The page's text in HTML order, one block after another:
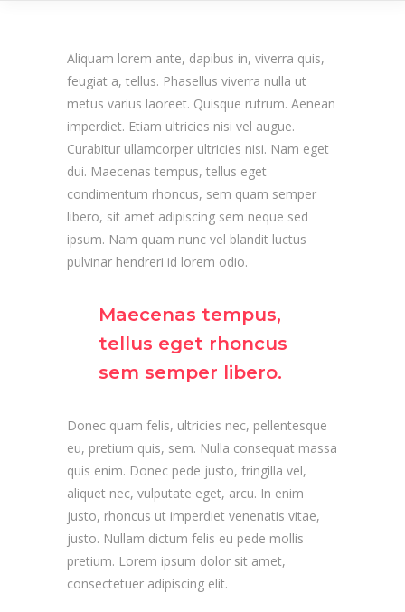
Aliquam lorem ante, dapibus in, viverra quis,
feugiat a, tellus. Phasellus viverra nulla ut
metus varius laoreet. Quisque rutrum. Aenean
imperdiet. Etiam ultricies nisi vel augue.
Curabitur ullamcorper ultricies nisi. Nam eget
dui. Maecenas tempus, tellus eget
condimentum rhoncus, sem quam semper
libero, sit amet adipiscing sem neque sed
ipsum. Nam quam nunc vel blandit luctus
pulvinar hendreri id lorem odio.
Maecenas tempus,
tellus eget rhoncus
sem semper libero.
Donec quam felis, ultricies nec, pellentesque
eu, pretium quis, sem. Nulla consequat massa
quis enim. Donec pede justo, fringilla vel,
aliquet nec, vulputate eget, arcu. In enim
justo, rhoncus ut imperdiet venenatis vitae,
justo. Nullam dictum felis eu pede mollis
pretium. Lorem ipsum dolor sit amet,
consectetuer adipiscing elit.